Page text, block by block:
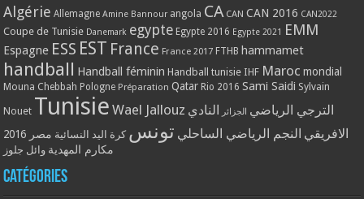
Algérie Allemagne Amine Bannour angola CA CAN CAN 2016 CAN2022
Coupe de Tunisie Danemark egypte Egypte 2016 Egypte 2021 EMM
Espagne ESS EST France France 2017 FTHB hammamet
handball Handball féminin Handball tunisie IHF Maroc mondial
Mouna Chebbah Pologne Préparation Qatar Rio 2016 Sami Saidi Sylvain
Nouet Tunisie Wael Jallouz الترجي الرياضي الجزائر النادي
الافريقي النجم الرياضي الساحلي تونس كرة اليد النسائية مصر 2016
مكارم المهدية وائل جلوز
Catégories